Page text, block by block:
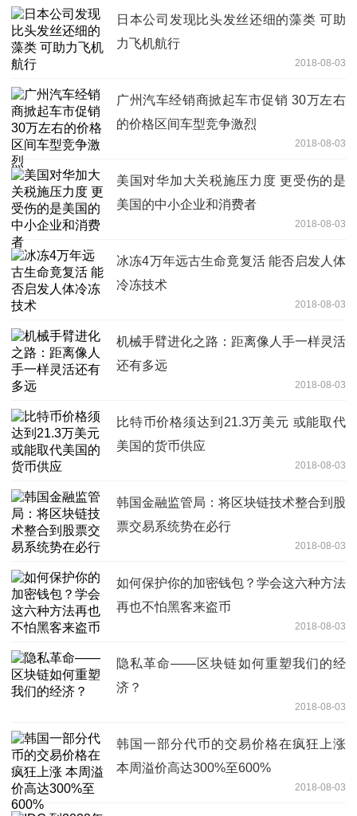
日本公司发现比头发丝还细的藻类 可助
力飞机航行
2018-08-03
广州汽车经销商掀起车市促销 30万左右
的价格区间车型竞争激烈
2018-08-03
美国对华加大关税施压力度 更受伤的是
美国的中小企业和消费者
2018-08-03
冰冻4万年远古生命竟复活 能否启发人体
冷冻技术
2018-08-03
机械手臂进化之路：距离像人手一样灵活
还有多远
2018-08-03
比特币价格须达到21.3万美元 或能取代
美国的货币供应
2018-08-03
韩国金融监管局：将区块链技术整合到股
票交易系统势在必行
2018-08-03
如何保护你的加密钱包？学会这六种方法
再也不怕黑客来盗币
2018-08-03
隐私革命——区块链如何重塑我们的经
济？
2018-08-03
韩国一部分代币的交易价格在疯狂上涨
本周溢价高达300%至600%
2018-08-03